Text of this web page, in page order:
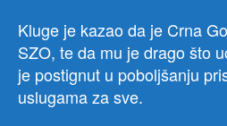
Kluge je kazao da je Crna
SZO, te da mu je drago što
je postignut u poboljšanju
uslugama za sve.